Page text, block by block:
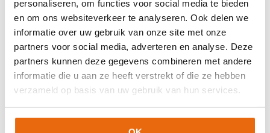
personaliseren, om functies voor social media te bieden
en om ons websiteverkeer te analyseren. Ook delen we
informatie over uw gebruik van onze site met onze
partners voor social media, adverteren en analyse. Deze
partners kunnen deze gegevens combineren met andere
informatie die u aan ze heeft verstrekt of die ze hebben
verzameld op basis van uw gebruik van hun services.
Uhlsport FM Cybertec Ultragrip HN
Planet Edition
De Uhlsport FM Cybertec Ultragrip HN Planet Edition is een
exclusieve keepershandschoen die maximale grip en
veiligheid biedt onder alle weersomstandigheden. Dankzij de
weer. Het Half-Negative Cut-ontwerp zorgt voor een strakke